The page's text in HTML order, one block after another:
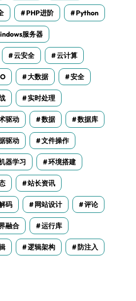
PHP进阶 Python
服务器
云安全 云计算
大数据 安全
实时处理
驱动 数据 数据库
驱动 文件操作
器学习 环境搭建
站长资讯
码 网站设计 评论
融合 运行库
逻辑架构 防注入